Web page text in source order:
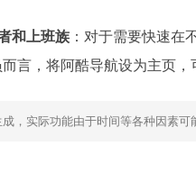
和上班族 ：对于需要快速
言，将阿酷导航设为主页，
，实际功能由于时间等各种因素可